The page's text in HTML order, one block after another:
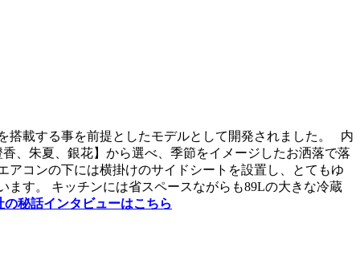
搭載する事を前提としたモデルとして開発されました。 内
、朱夏、銀花】から選べ、季節をイメージしたお洒落で落
アコンの下には横掛けのサイドシートを設置し、とてもゆ
す。 キッチンには省スペースながらも89Lの大きな冷蔵
秘話インタビューはこちら